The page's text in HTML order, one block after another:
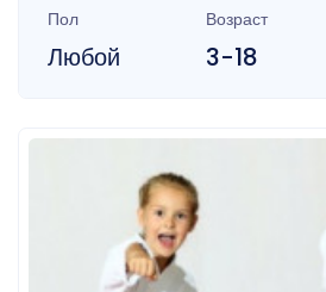
Пол
Любой
Возраст
3-18